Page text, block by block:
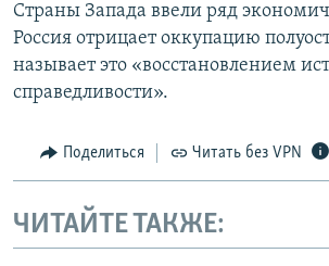
Страны Запада ввели ряд
Россия отрицает оккупацию
называет это «восстановлением
справедливости».
Поделиться Читать без VPN
ЧИТАЙТЕ ТАКЖЕ: